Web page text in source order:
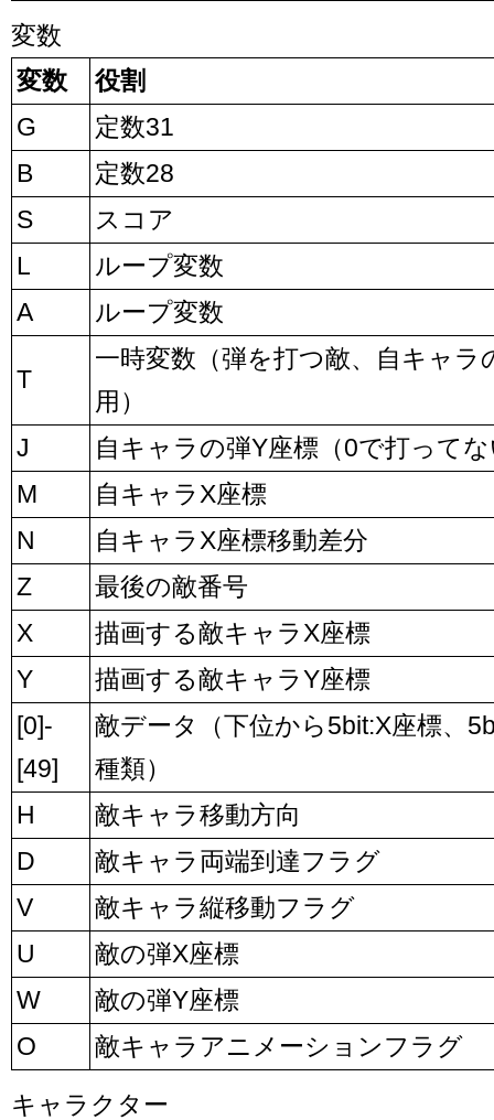
変数
変数
役割
G
定数31
B
定数28
S
スコア
L
ループ変数
A
ループ変数
T
一時変数（弾を打つ敵、自キャラ
用）
J
自キャラの弾Y座標（0で打って
M
自キャラX座標
N
自キャラX座標移動差分
Z
最後の敵番号
X
描画する敵キャラX座標
Y
描画する敵キャラY座標
[0]-
[49]
敵データ（下位から5bit:X座標、
種類）
H
敵キャラ移動方向
D
敵キャラ両端到達フラグ
V
敵キャラ縦移動フラグ
U
敵の弾X座標
W
敵の弾Y座標
O
敵キャラアニメーションフラグ
キャラクター